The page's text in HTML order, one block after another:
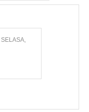
SELASA,